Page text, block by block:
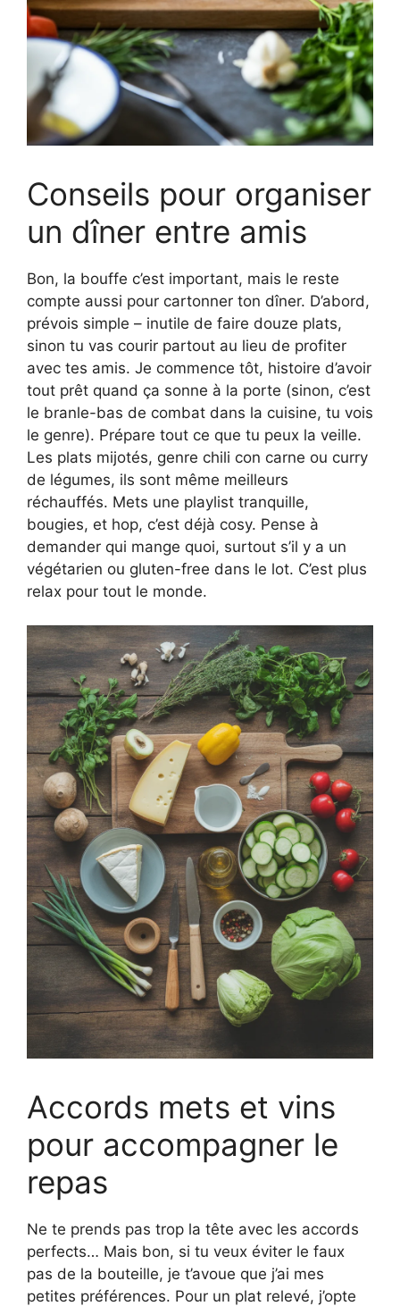
Conseils pour organiser
un dîner entre amis
Bon, la bouffe c’est important, mais le reste
compte aussi pour cartonner ton dîner. D’abord,
prévois simple – inutile de faire douze plats,
sinon tu vas courir partout au lieu de profiter
avec tes amis. Je commence tôt, histoire d’avoir
tout prêt quand ça sonne à la porte (sinon, c’est
le branle-bas de combat dans la cuisine, tu vois
le genre). Prépare tout ce que tu peux la veille.
Les plats mijotés, genre chili con carne ou curry
de légumes, ils sont même meilleurs
réchauffés. Mets une playlist tranquille,
bougies, et hop, c’est déjà cosy. Pense à
demander qui mange quoi, surtout s’il y a un
végétarien ou gluten-free dans le lot. C’est plus
relax pour tout le monde.
Accords mets et vins
pour accompagner le
repas
Ne te prends pas trop la tête avec les accords
perfects… Mais bon, si tu veux éviter le faux
pas de la bouteille, je t’avoue que j’ai mes
petites préférences. Pour un plat relevé, j’opte